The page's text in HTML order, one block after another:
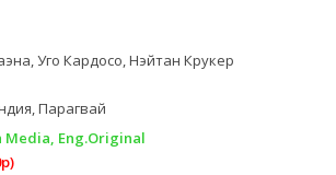
Уго Кардосо, Нэйтан Крукер
Парагвай
Media, Eng.Original